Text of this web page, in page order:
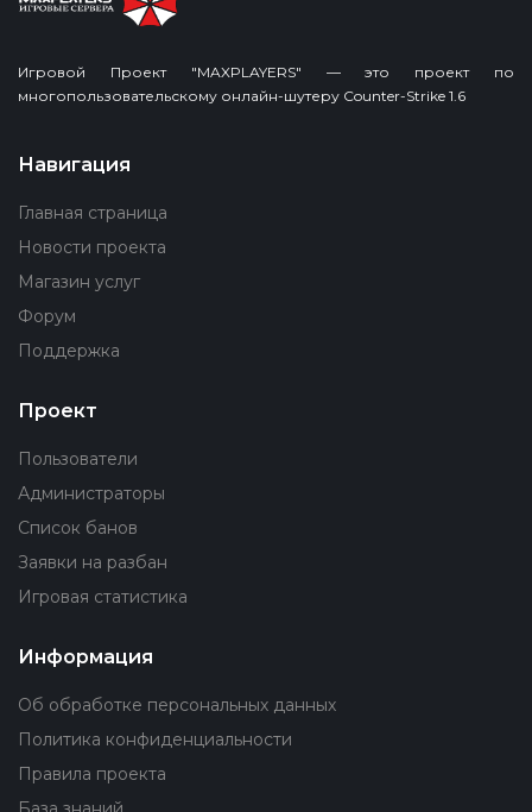
Игровой Проект "MAXPLAYERS" — это проект по
многопользовательскому онлайн-шутеру Counter-Strike 1.6
Навигация
Главная страница
Новости проекта
Магазин услуг
Форум
Поддержка
Проект
Пользователи
Администраторы
Список банов
Заявки на разбан
Игровая статистика
Информация
Об обработке персональных данных
Политика конфиденциальности
Правила проекта